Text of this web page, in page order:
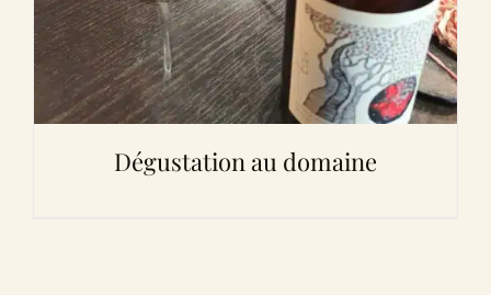
Dégustation au domaine